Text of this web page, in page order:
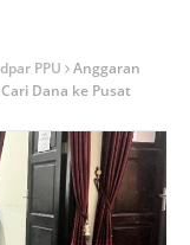
PPU
Anggaran
Dana ke Pusat